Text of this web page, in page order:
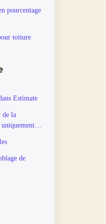
pourcentage
toiture
Estimate
de la
de